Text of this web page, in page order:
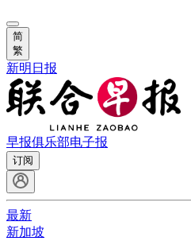
简
繁
新明日报
早报俱乐部电子报
订阅
最新
新加坡